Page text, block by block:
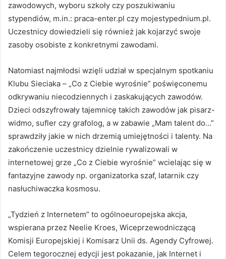
zawodowych, wyboru szkoły czy poszukiwaniu
stypendiów, m.in.: praca-enter.pl czy mojestypednium.pl.
Uczestnicy dowiedzieli się również jak kojarzyć swoje
zasoby osobiste z konkretnymi zawodami.
Natomiast najmłodsi wzięli udział w specjalnym spotkaniu
Klubu Sieciaka – „Co z Ciebie wyrośnie” poświęconemu
odkrywaniu niecodziennych i zaskakujących zawodów.
Dzieci odszyfrowały tajemnicę takich zawodów jak pisarz-
widmo, sufler czy grafolog, a w zabawie „Mam talent do…”
sprawdziły jakie w nich drzemią umiejętności i talenty. Na
zakończenie uczestnicy dzielnie rywalizowali w
internetowej grze „Co z Ciebie wyrośnie” wcielając się w
fantazyjne zawody np. organizatorka szaf, latarnik czy
nasłuchiwaczka kosmosu.
„Tydzień z Internetem” to ogólnoeuropejska akcja,
wspierana przez Neelie Kroes, Wiceprzewodniczącą
Komisji Europejskiej i Komisarz Unii ds. Agendy Cyfrowej.
Celem tegorocznej edycji jest pokazanie, jak Internet i